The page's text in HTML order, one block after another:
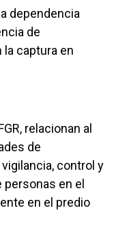
dependencia
de
captura en
relacionan al
de
control y
personas en el
en el predio